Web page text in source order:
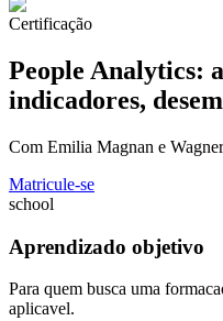
Certificação
People Analytics:
indicadores,
Com Emilia Magnan e
Matricule-se
school
Aprendizado objetivo
Para quem busca uma
aplicavel.